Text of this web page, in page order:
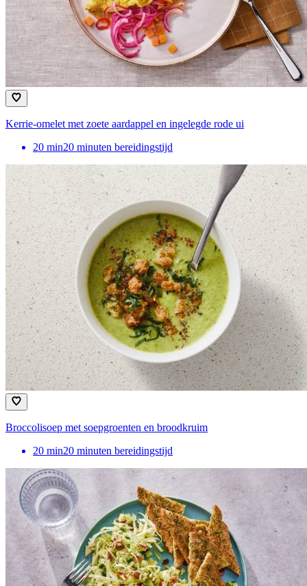
Kerrie-omelet met zoete aardappel en ingelegde rode ui
20 min20 minuten bereidingstijd
Broccolisoep met soepgroenten en broodkruim
20 min20 minuten bereidingstijd